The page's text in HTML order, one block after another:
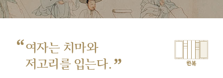
“여자는 치마와
저고리를 입는다. ” 한복